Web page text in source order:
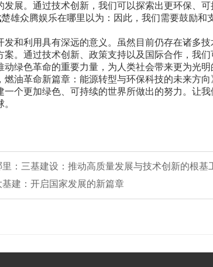
发展。通过技术创新，我们可以探索出更环保、
楚雄众腾娱乐在哪里以为：因此，我们需要鼓励
发和利用具有深远的意义。虽然目前仍存在诸多
案。通过技术创新、政策支持以及国际合作，我
绿色革命的重要力量，为人类社会带来更为光明
燃油革命新篇章：能源转型与环保科技的未来方
一个更加绿色、可持续的世界所做出的努力。让
里：三基建设：推动高质量发展与技术创新的根基
建：开启国家发展的新篇章